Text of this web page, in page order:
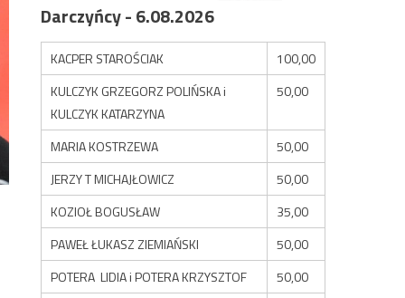
Darczyńcy - 6.08.2026
KACPER STAROŚCIAK
100,00
KULCZYK GRZEGORZ POLIŃSKA i
KULCZYK KATARZYNA
50,00
MARIA KOSTRZEWA
50,00
JERZY T MICHAJŁOWICZ
50,00
KOZIOŁ BOGUSŁAW
35,00
PAWEŁ ŁUKASZ ZIEMIAŃSKI
50,00
POTERA LIDIA i POTERA KRZYSZTOF
50,00